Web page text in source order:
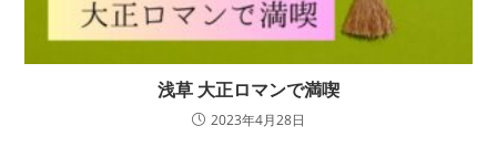
浅草 大正ロマンで満喫
2023年4月28日